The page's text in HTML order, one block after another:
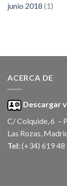
junio 2018 (1)
ACERCA DE
Descargar
C/ Colquide, 6 –
Las Rozas,
Tel: (+34) 619 48